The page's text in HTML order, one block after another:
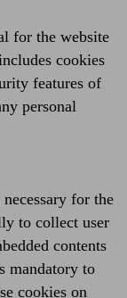
for the website
cookies
features of
personal
for the
to collect user
contents
mandatory to
cookies on